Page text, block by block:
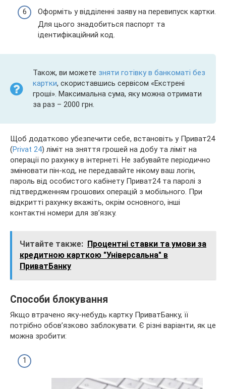
Оформіть у відділенні заяву на перевипуск картки.
Для цього знадобиться паспорт та
ідентифікаційний код.
Також, ви можете зняти готівку в банкоматі без
картки, скориставшись сервісом «Екстрені
гроші». Максимальна сума, яку можна отримати
за раз – 2000 грн.
Щоб додатково убезпечити себе, встановіть у Приват24
(Privat 24) ліміт на зняття грошей на добу та ліміт на
операції по рахунку в інтернеті. Не забувайте періодично
змінювати пін-код, не передавайте нікому ваш логін,
пароль від особистого кабінету Приват24 та паролі з
підтвердженням грошових операцій з мобільного. При
відкритті рахунку вкажіть, окрім основного, інші
контактні номери для зв’язку.
Читайте также: Процентні ставки та умови за
кредитною карткою "Універсальна" в
ПриватБанку
Способи блокування
Якщо втрачено яку-небудь картку ПриватБанку, її
потрібно обов’язково заблокувати. Є різні варіанти, як це
можна зробити: